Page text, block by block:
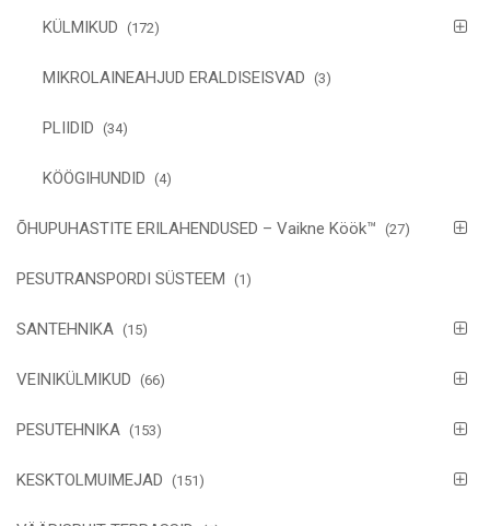
KÜLMIKUD (172)
MIKROLAINEAHJUD ERALDISEISVAD (3)
PLIIDID (34)
KÖÖGIHUNDID (4)
ÕHUPUHASTITE ERILAHENDUSED – Vaikne Köök™ (27)
PESUTRANSPORDI SÜSTEEM (1)
SANTEHNIKA (15)
VEINIKÜLMIKUD (66)
PESUTEHNIKA (153)
KESKTOLMUIMEJAD (151)